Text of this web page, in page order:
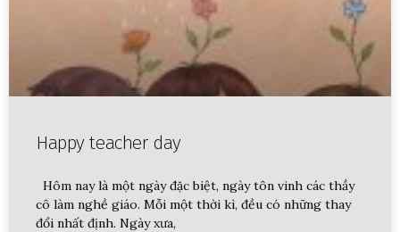
Happy teacher day
Hôm nay là một ngày đặc biệt, ngày tôn vinh các thầy
cô làm nghề giáo. Mỗi một thời kì, đều có những thay
đổi nhất định. Ngày xưa,